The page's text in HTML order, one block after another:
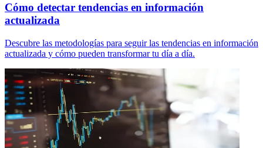
Cómo detectar tendencias en información
actualizada
Descubre las metodologías para seguir las tendencias en información
actualizada y cómo pueden transformar tu día a día.